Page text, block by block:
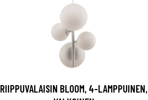
RIIPPUVALAISIN BLOOM, 4-LAMPPUINEN,